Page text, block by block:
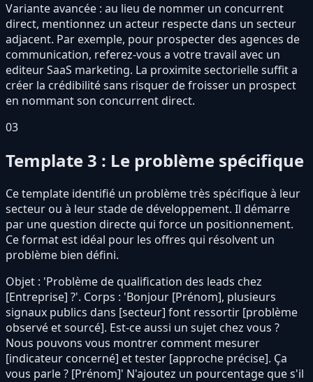
Variante avancée : au lieu de nommer un concurrent
direct, mentionnez un acteur respecte dans un secteur
adjacent. Par exemple, pour prospecter des agences de
communication, referez-vous a votre travail avec un
editeur SaaS marketing. La proximite sectorielle suffit a
créer la crédibilité sans risquer de froisser un prospect
en nommant son concurrent direct.
03
Template 3 : Le problème spécifique
Ce template identifié un problème très spécifique à leur
secteur ou à leur stade de développement. Il démarre
par une question directe qui force un positionnement.
Ce format est idéal pour les offres qui résolvent un
problème bien défini.
Objet : 'Problème de qualification des leads chez
[Entreprise] ?'. Corps : 'Bonjour [Prénom], plusieurs
signaux publics dans [secteur] font ressortir [problème
observé et sourcé]. Est-ce aussi un sujet chez vous ?
Nous pouvons vous montrer comment mesurer
[indicateur concerné] et tester [approche précise]. Ça
vous parle ? [Prénom]' N'ajoutez un pourcentage que s'il